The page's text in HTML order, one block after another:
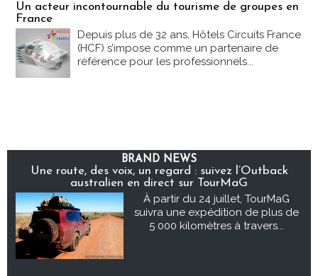
Un acteur incontournable du tourisme de groupes en
France
Depuis plus de 32 ans, Hôtels Circuits France
(HCF) s’impose comme un partenaire de
référence pour les professionnels...
BRAND NEWS
Une route, des voix, un regard : suivez l’Outback
australien en direct sur TourMaG
À partir du 24 juillet, TourMaG
suivra une expédition de plus de
5 000 kilomètres à travers...